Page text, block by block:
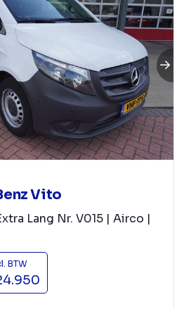
Vito
Lang Nr. V015 | Airco |
BTW